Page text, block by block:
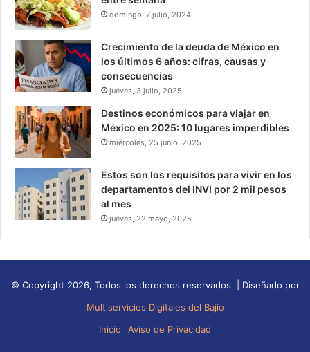
domingo, 7 julio, 2024
Crecimiento de la deuda de México en
los últimos 6 años: cifras, causas y
consecuencias
jueves, 3 julio, 2025
Destinos económicos para viajar en
México en 2025: 10 lugares imperdibles
miércoles, 25 junio, 2025
Estos son los requisitos para vivir en los
departamentos del INVI por 2 mil pesos
al mes
jueves, 22 mayo, 2025
© Copyright 2026, Todos los derechos reservados | Diseñado por
Multiservicios Digitales del Bajío
Inicio
Aviso de Privacidad